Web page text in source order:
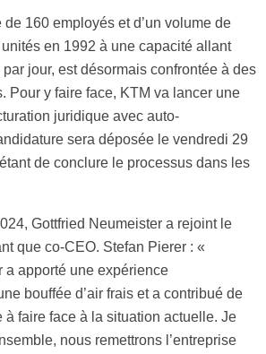
160 employés et d’un volume de
en 1992 à une capacité allant
par jour, est désormais confrontée à des
Pour y faire face, KTM va lancer une
juridique avec auto-
sera déposée le vendredi 29
de conclure le processus dans les
Gottfried Neumeister a rejoint le
que co-CEO. Stefan Pierer : «
a apporté une expérience
bouffée d’air frais et a contribué de
à faire face à la situation actuelle. Je
nous remettrons l’entreprise